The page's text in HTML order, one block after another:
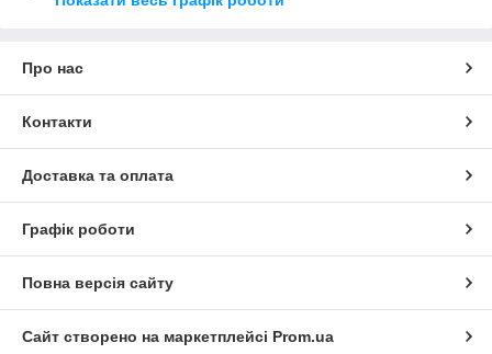
Про нас
Контакти
Доставка та оплата
Графік роботи
Повна версія сайту
Сайт створено на маркетплейсі Prom.ua